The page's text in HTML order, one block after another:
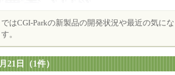
ではCGI-Parkの新製品の開発状況や最近の気に
。
21日（1件）